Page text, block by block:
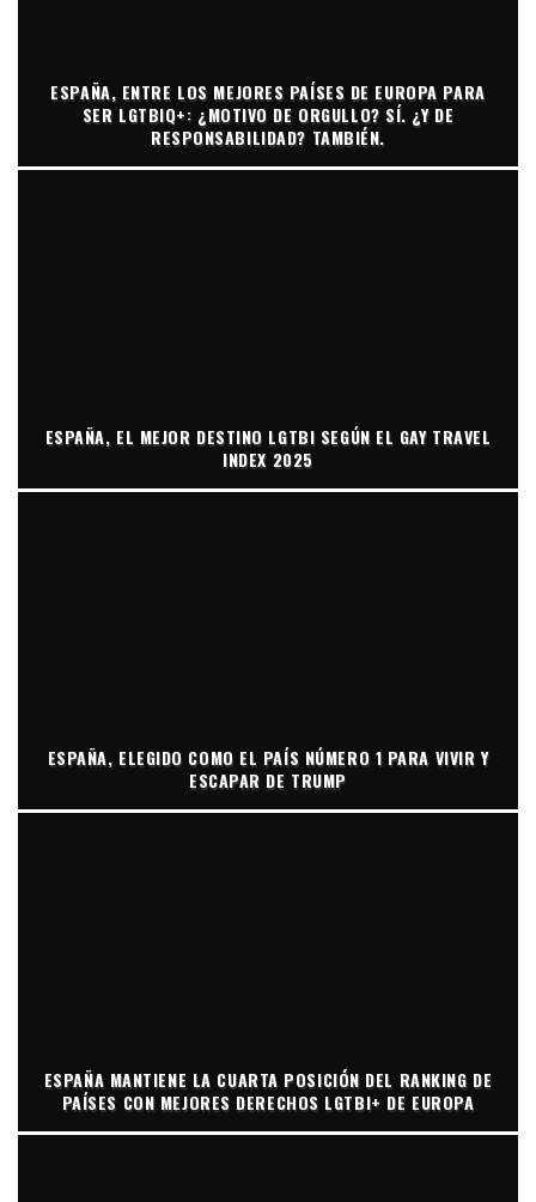
ESPAÑA, ENTRE LOS MEJORES PAÍSES DE EUROPA PARA
SER LGTBIQ+: ¿MOTIVO DE ORGULLO? SÍ. ¿Y DE
RESPONSABILIDAD? TAMBIÉN.
ESPAÑA, EL MEJOR DESTINO LGTBI SEGÚN EL GAY TRAVEL
INDEX 2025
ESPAÑA, ELEGIDO COMO EL PAÍS NÚMERO 1 PARA VIVIR Y
ESCAPAR DE TRUMP
ESPAÑA MANTIENE LA CUARTA POSICIÓN DEL RANKING DE
PAÍSES CON MEJORES DERECHOS LGTBI+ DE EUROPA